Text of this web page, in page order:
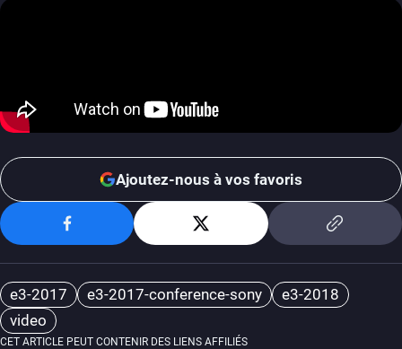
Ajoutez-nous à vos favoris
e3-2017 e3-2017-conference-sony
e3-2018
video
CET ARTICLE PEUT CONTENIR DES LIENS AFFILIÉS